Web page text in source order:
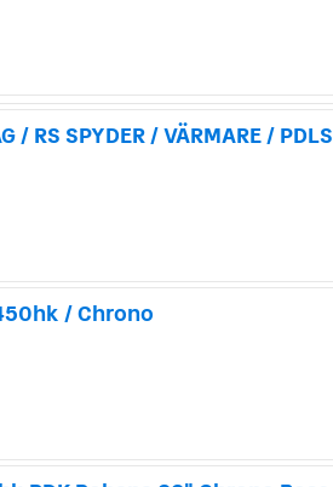
RS SPYDER / VÄRMARE / PDLS
/ Chrono